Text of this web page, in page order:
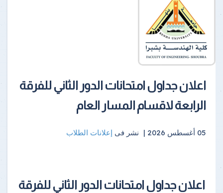
اعلان جداول امتحانات الدور الثاني للفرقة
الرابعة لاقسام المسار العام
05 أغسطس 2026 | نشر فى إعلانات الطلاب
اعلان جداول امتحانات الدور الثاني للفرقة